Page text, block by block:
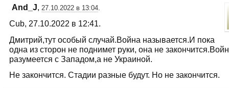
And_J, 27.10.2022 в 13:04.
Cub, 27.10.2022 в 12:41.
Дмитрий,тут особый случай.Война называется.И пока
одна из сторон не поднимет руки, она не
разумеется с Западом,а не Украиной.
Не закончится. Стадии разные будут. Но не закончится.